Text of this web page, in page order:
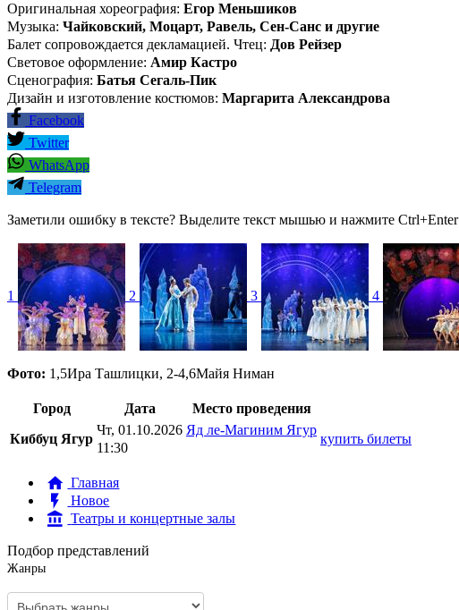
Оригинальная хореография: Егор Меньшиков
Музыка: Чайковский, Моцарт, Равель, Сен-Санс и другие
Балет сопровождается декламацией. Чтец: Дов Рейзер
Световое оформление: Амир Кастро
Сценография: Батья Сегаль-Пик
Дизайн и изготовление костюмов: Маргарита Александрова
Facebook
Twitter
WhatsApp
Telegram
Заметили ошибку в тексте? Выделите текст мышью и нажмите Ctrl+Enter
1 2 3 4
Фото: 1,5Ира Ташлицки, 2-4,6Майя Ниман
Город Дата
Место проведения
Киббуц Ягур
Чт, 01.10.2026
11:30
Яд ле-Магиним Ягур
купить билеты
Главная
Новое
Театры и концертные залы
Подбор представлений
Жанры